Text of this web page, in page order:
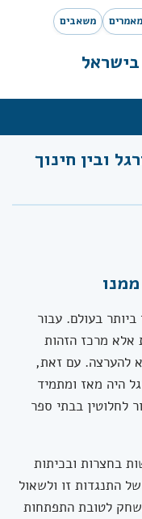
משאבים
בישראל
ובין חינוך
בעולם. עבור
אלא מרכז הזהות
להערצה. עם זאת,
היה מאז ומתמיד
לחלוטין בבתי ספר
בחצרות ובכיתות
התנגדות זו ולשאול
לטובת התפתחות